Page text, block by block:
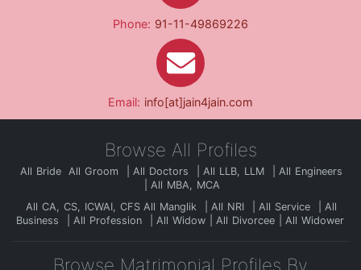
Phone: 91-11-49869226
Email: info[at]jain4jain.com
Browse All Profiles
All Bride All Groom All Doctors All LLB, LLM
All Engineers
All MBA, MCA
All CA, CS, ICWAI, CFS All Manglik All NRI All Service
All
Business
All Profession All Widow All Divorcee All Widower
Browse Matrimonial Profiles By